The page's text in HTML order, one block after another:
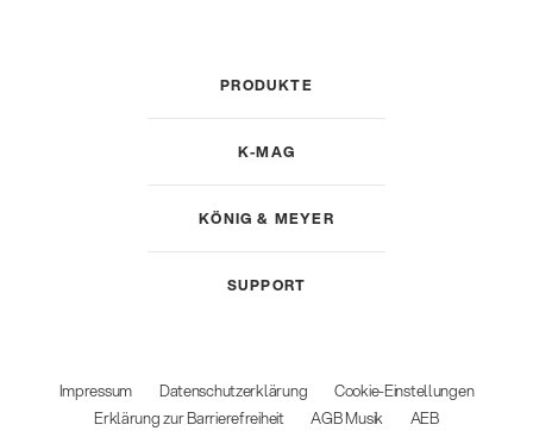
PRODUKTE
K-MAG
KÖNIG & MEYER
SUPPORT
Impressum Datenschutzerklärung
Cookie-Einstellungen
Erklärung zur Barrierefreiheit
AGB Musik AEB